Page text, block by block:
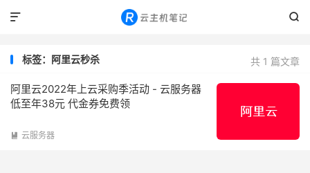


共 1 篇文章
标签：阿里云秒杀
阿里云2022年上云采购季活动 - 云服务器
低至年38元 代金券免费领
 云服务器